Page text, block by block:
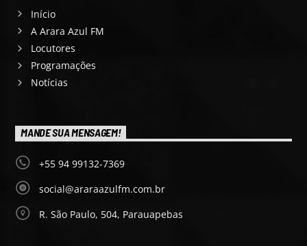
Início
A Arara Azul FM
Locutores
Programações
Notícias
MANDE SUA MENSAGEM!
+55 94 99132-7369
social@araraazulfm.com.br
R. São Paulo, 504, Parauapebas